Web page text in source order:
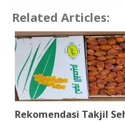
Related Articles:
Rekomendasi Takjil